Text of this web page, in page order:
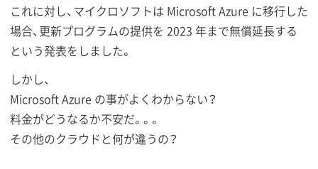
これに対し、マイクロソフトは Microsoft Azure に移行した
場合、更新プログラムの提供を 2023 年まで無償延長する
という発表をしました。
しかし、
Microsoft Azure の事がよくわからない？
料金がどうなるか不安だ。。。
その他のクラウドと何が違うの？